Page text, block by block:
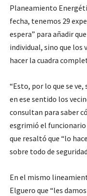
Planeamiento
fecha, tenemos 29
espera” para añadir
individual, sino que los
hacer la cuadra
“Esto, por lo que se ve,
en ese sentido los
consultan para saber
esgrimió el
que resaltó que “lo
sobre todo de
En el mismo
Elguero que “les